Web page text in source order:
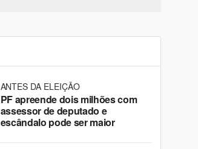
ANTES DA ELEIÇÃO
PF apreende dois milhões com
assessor de deputado e
escândalo pode ser maior